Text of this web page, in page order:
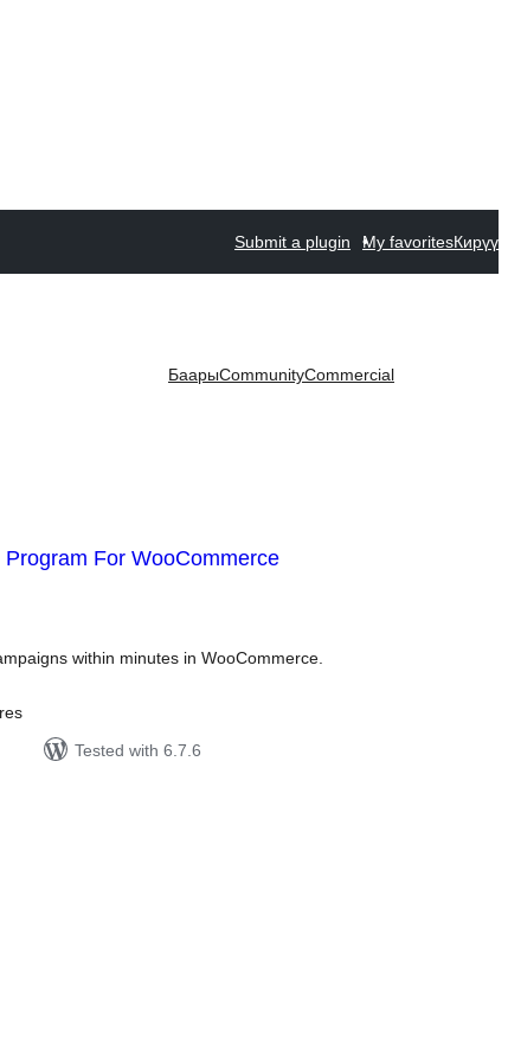
Submit a plugin My favoritesКирүү
БаарыCommunityCommercial
For WooCommerce
within minutes in WooCommerce.
Tested with 6.7.6